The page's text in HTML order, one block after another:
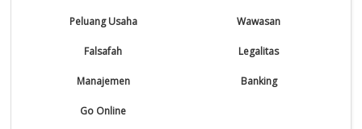
Peluang Usaha Wawasan
Falsafah Legalitas
Manajemen Banking
Go Online